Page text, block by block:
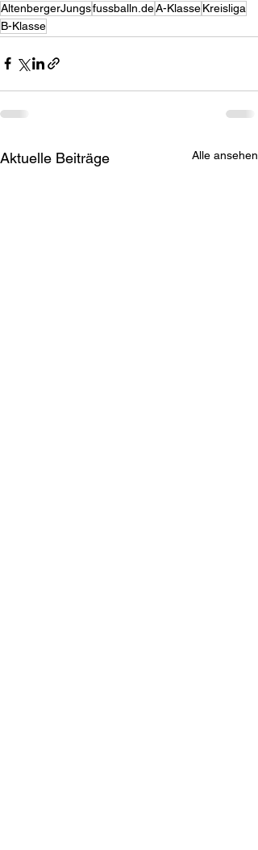
AltenbergerJungsfussballn.deA-KlasseKreisliga
B-Klasse
Aktuelle Beiträge Alle ansehen